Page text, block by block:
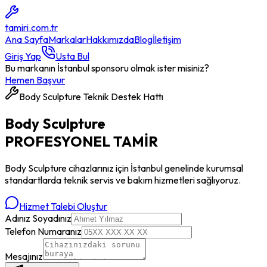
tamiri.com.tr
Ana SayfaMarkalarHakkımızdaBlogİletişim
Giriş Yap
Usta Bul
Bu markanın İstanbul sponsoru olmak ister misiniz?
Hemen Başvur
Body SculptureTeknik Destek Hattı
Body Sculpture
PROFESYONELTAMİR
Body Sculpturecihazlarınız için İstanbul genelinde kurumsal
standartlarda teknik servis ve bakım hizmetleri sağlıyoruz.
Hizmet Talebi Oluştur
Adınız Soyadınız
Telefon Numaranız
Mesajınız